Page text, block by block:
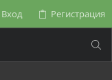
Вход Регистрация